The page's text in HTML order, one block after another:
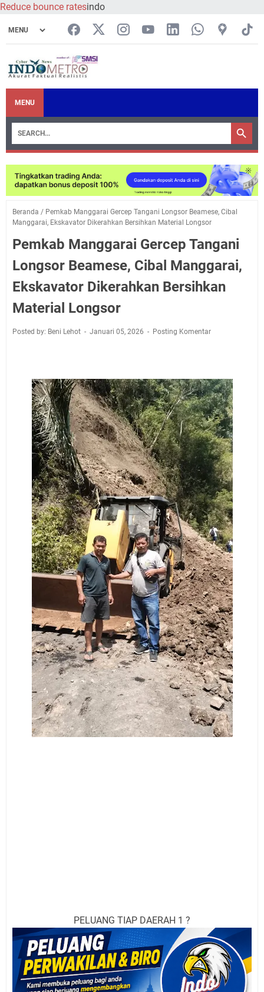
Reduce bounce ratesindo
MENU
Beranda / Pemkab Manggarai Gercep Tangani Longsor Beamese, Cibal
Manggarai, Ekskavator Dikerahkan Bersihkan Material Longsor
Pemkab Manggarai Gercep Tangani
Longsor Beamese, Cibal Manggarai,
Ekskavator Dikerahkan Bersihkan
Material Longsor
Posted by: Beni Lehot Januari 05, 2026 Posting Komentar
PELUANG TIAP DAERAH 1 ?